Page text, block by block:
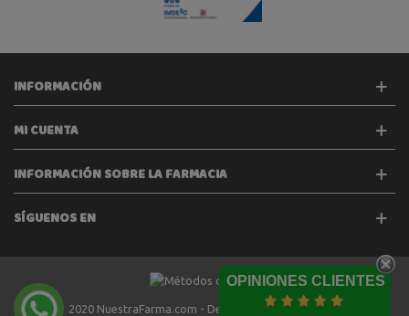
OPINIONES CLIENTES
INFORMACIÓN
MI CUENTA
INFORMACIÓN SOBRE LA FARMACIA
SÍGUENOS EN
2020 NuestraFarma.com - Desarrollado porTecinet